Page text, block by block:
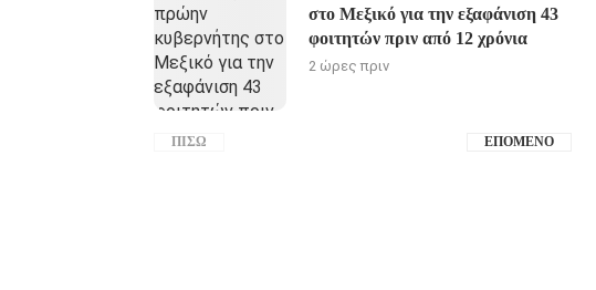
στο Μεξικό για την εξαφάνιση 43
φοιτητών πριν από 12 χρόνια
2 ώρες πριν
ΠΊΣΩ ΕΠΌΜΕΝΟ